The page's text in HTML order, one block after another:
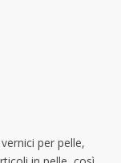
per pelle,